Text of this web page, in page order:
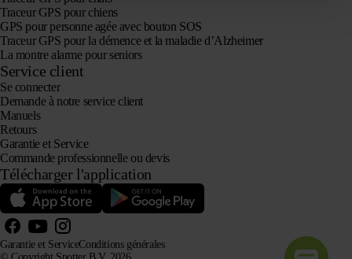
Traceur GPS pour chiens
GPS pour personne agée avec bouton SOS
Traceur GPS pour la démence et la maladie d’Alzheimer
La montre alarme pour seniors
Service client
Se connecter
Demande à notre service client
Manuels
Retours
Garantie et Service
Commande professionnelle ou devis
Télécharger l'application
Garantie et ServiceConditions générales